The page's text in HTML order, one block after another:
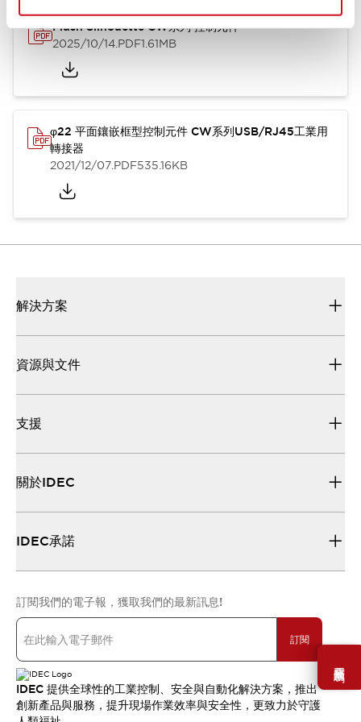
需要幫助嗎？
Flush Silhouette CW系列 控制元件
2025/10/14.PDF1.61MB
φ22 平面鑲嵌框型控制元件 CW系列USB/RJ45工業用
轉接器
2021/12/07.PDF535.16KB
解決方案
資源與文件
支援
關於IDEC
IDEC承諾
訂閱我們的電子報，獲取我們的最新訊息!
訂閱
IDEC 提供全球性的工業控制、安全與自動化解決方案，推出
創新產品與服務，提升現場作業效率與安全性，更致力於守護